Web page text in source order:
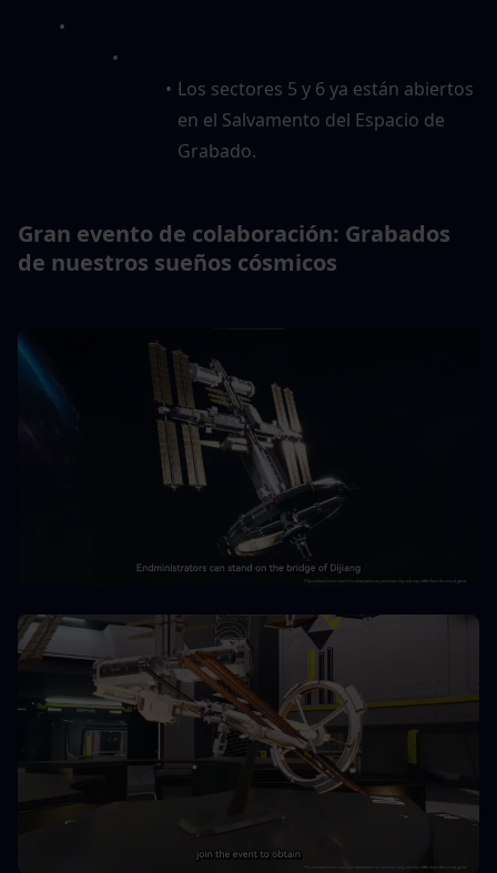
Los sectores 5 y 6 ya están abiertos
en el Salvamento del Espacio de
Grabado.
Gran evento de colaboración: Grabados
de nuestros sueños cósmicos